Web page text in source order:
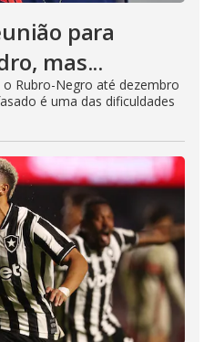
para
mas...
Rubro-Negro até dezembro
é uma das dificuldades